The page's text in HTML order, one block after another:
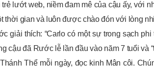
lướt web, niềm đam mê của cậu ấy, với
thời gian và luôn được chào đón với lòng
giải thích: “Carlo có một sự trong sạch
cậu đã Rước lễ lần đầu vào năm 7 tuổi và
Thể mỗi ngày, đọc kinh Mân côi.